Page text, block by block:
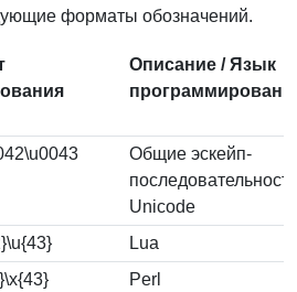
форматы обозначений.
Описание / Язык
Общие эскейп-
последовательность
Unicode
Lua
Perl